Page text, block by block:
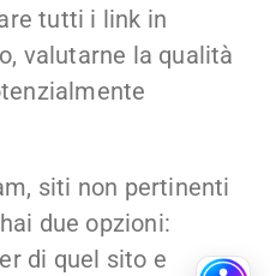
tutti i link in
valutarne la qualità
siti non pertinenti
due opzioni:
di quel sito e